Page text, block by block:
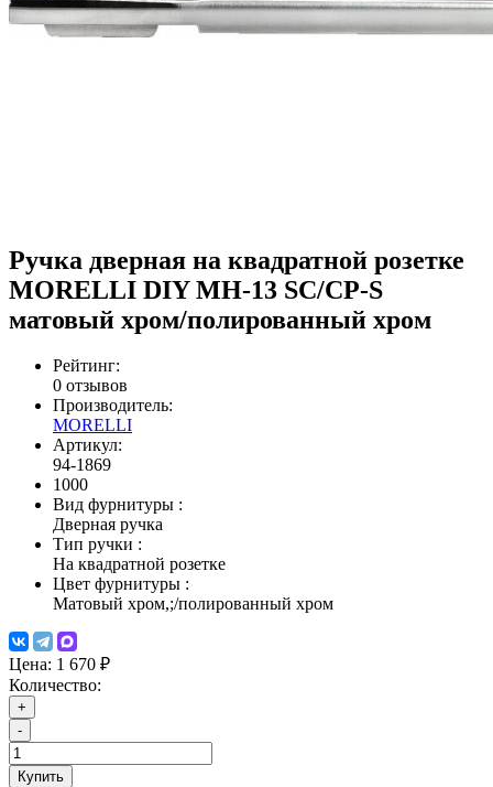
Ручка дверная на квадратной розетке
MORELLI DIY MH-13 SC/CP-S
матовый хром/полированный хром
Рейтинг:
0 отзывов
Производитель:
MORELLI
Артикул:
94-1869
1000
Вид фурнитуры :
Дверная ручка
Тип ручки :
На квадратной розетке
Цвет фурнитуры :
Матовый хром,;/полированный хром
Цена: 1 670 ₽
Количество:
+
-
Купить